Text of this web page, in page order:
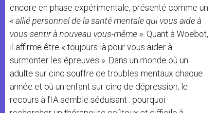
encore en phase expérimentale, présenté comme un
« allié personnel de la santé mentale qui vous aide à
vous sentir à nouveau vous-même ». Quant à Woebot,
il affirme être « toujours là pour vous aider à
surmonter les épreuves ». Dans un monde où un
adulte sur cinq souffre de troubles mentaux chaque
année et où un enfant sur cinq de dépression, le
recours à l’IA semble séduisant : pourquoi